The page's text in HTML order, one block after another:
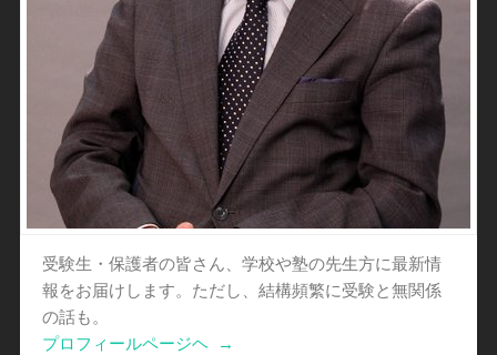
受験生・保護者の皆さん、学校や塾の先生方に最新情
報をお届けします。ただし、結構頻繁に受験と無関係
の話も。
プロフィールページヘ
→